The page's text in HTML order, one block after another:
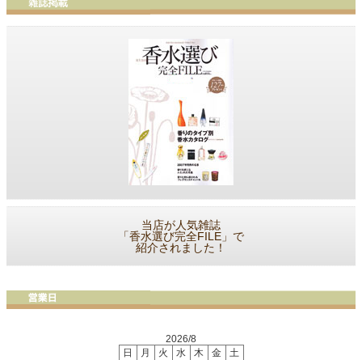
当店が人気雑誌
「香水選び完全FILE」で
紹介されました！
2026/8
日
月 火 水 木 金 土